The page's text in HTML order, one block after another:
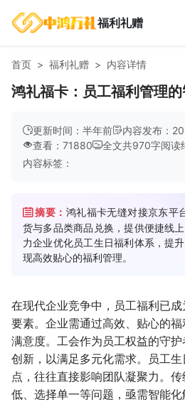
福利礼赠
首页 福利礼赠 内容详情
鸿礼福卡：员工福利管理
更新时间：半年前
内容发布：
查看：71880
全文共970字阅读
内容标签：
摘要： 鸿礼福卡无缝对接京东平
货与多品类商品兑换，提供便捷线
力企业优化员工生日福利体系，提
现高效贴心的福利管理。
在现代企业竞争中，员工福利已
要素。企业需通过高效、贴心的
满意度。工会作为员工权益的守
创新，以满足多元化需求。员工
点，往往直接影响团队凝聚力。
低、选择单一等问题，亟需智能化